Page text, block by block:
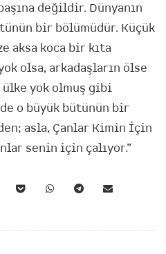
değildir. Dünyanın
bir bölümüdür. Küçük
aksa koca bir kıta
olsa, arkadaşların ölse
ülke yok olmuş gibi
o büyük bütünün bir
asla, Çanlar Kimin İçin
senin için çalıyor.”